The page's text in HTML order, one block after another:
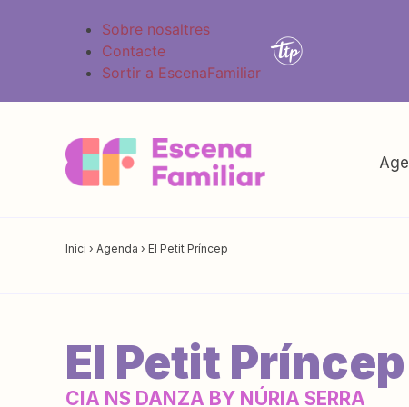
Sobre nosaltres
Contacte
Sortir a EscenaFamiliar
Inici › Agenda › El Petit Príncep
El Petit Príncep
CIA NS DANZA BY NÚRIA SERRA